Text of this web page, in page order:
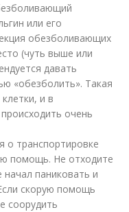
или его
обезболивающих
(чуть выше или
давать
«обезболить». Такая
и в
очень
о транспортировке
помощь. Не отходите
паниковать и
скорую помощь
соорудить